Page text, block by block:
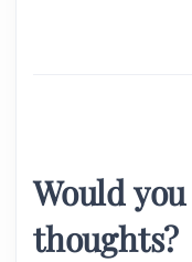
Would
thoughts?